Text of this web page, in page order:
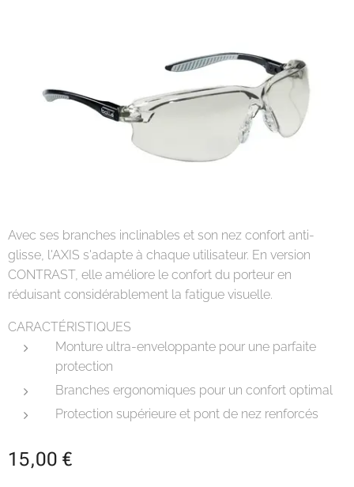
Avec ses branches inclinables et son nez confort anti-
glisse, l'AXIS s'adapte à chaque utilisateur. En version
CONTRAST, elle améliore le confort du porteur en
réduisant considérablement la fatigue visuelle.
CARACTÉRISTIQUES
Monture ultra-enveloppante pour une parfaite
protection
Branches ergonomiques pour un confort optimal
Protection supérieure et pont de nez renforcés
15,00 €